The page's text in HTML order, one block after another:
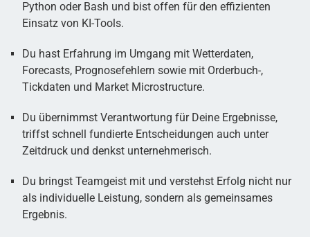
Python oder Bash und bist offen für den effizienten
Einsatz von KI-Tools.
Du hast Erfahrung im Umgang mit Wetterdaten,
Forecasts, Prognosefehlern sowie mit Orderbuch-,
Tickdaten und Market Microstructure.
Du übernimmst Verantwortung für Deine Ergebnisse,
triffst schnell fundierte Entscheidungen auch unter
Zeitdruck und denkst unternehmerisch.
Du bringst Teamgeist mit und verstehst Erfolg nicht nur
als individuelle Leistung, sondern als gemeinsames
Ergebnis.